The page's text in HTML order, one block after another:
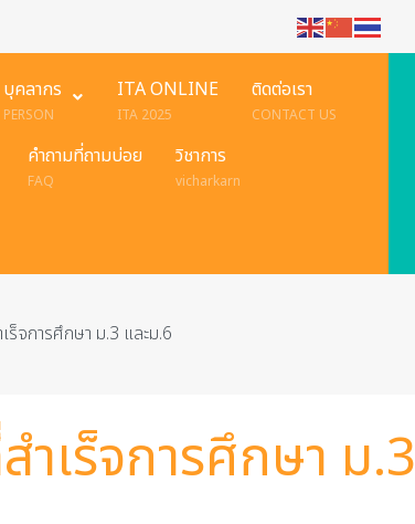
บุคลากร
PERSON
ITA ONLINE
ITA 2025
ติดต่อเรา
CONTACT US
คำถามที่ถามบ่อย
FAQ
วิชาการ
vicharkarn
จการศึกษา ม.3 และม.6
เร็จการศึกษา ม.3